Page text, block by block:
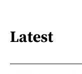
Latest